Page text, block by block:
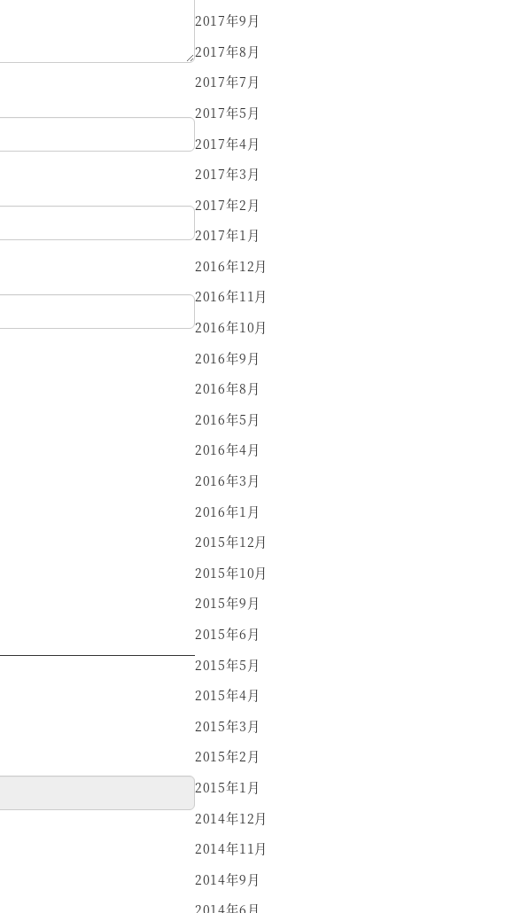
2017年9月
2017年8月
2017年7月
2017年5月
2017年4月
2017年3月
2017年2月
2017年1月
2016年12月
2016年11月
2016年10月
2016年9月
2016年8月
2016年5月
2016年4月
2016年3月
2016年1月
2015年12月
2015年10月
2015年9月
2015年6月
2015年5月
2015年4月
2015年3月
2015年2月
2015年1月
2014年12月
2014年11月
2014年9月